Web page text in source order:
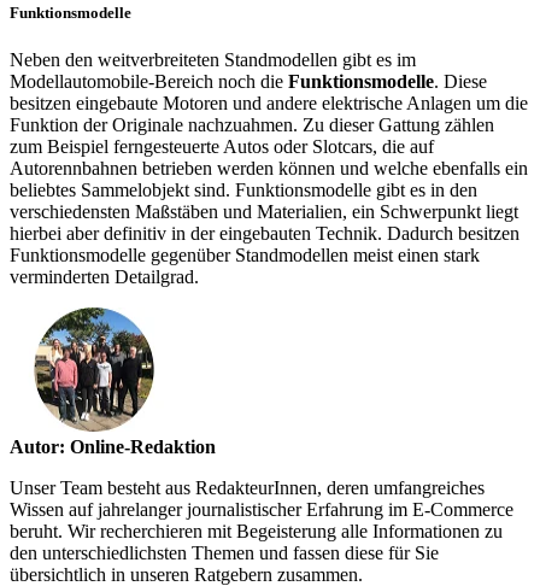
Funktionsmodelle
Neben den weitverbreiteten Standmodellen gibt es im
Modellautomobile-Bereich noch die Funktionsmodelle. Diese
besitzen eingebaute Motoren und andere elektrische Anlagen um die
Funktion der Originale nachzuahmen. Zu dieser Gattung zählen
zum Beispiel ferngesteuerte Autos oder Slotcars, die auf
Autorennbahnen betrieben werden können und welche ebenfalls ein
beliebtes Sammelobjekt sind. Funktionsmodelle gibt es in den
verschiedensten Maßstäben und Materialien, ein Schwerpunkt liegt
hierbei aber definitiv in der eingebauten Technik. Dadurch besitzen
Funktionsmodelle gegenüber Standmodellen meist einen stark
verminderten Detailgrad.
Autor: Online-Redaktion
Unser Team besteht aus RedakteurInnen, deren umfangreiches
Wissen auf jahrelanger journalistischer Erfahrung im E-Commerce
beruht. Wir recherchieren mit Begeisterung alle Informationen zu
den unterschiedlichsten Themen und fassen diese für Sie
übersichtlich in unseren Ratgebern zusammen.